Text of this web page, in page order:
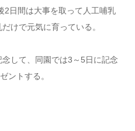
2日間は大事を取って人工哺乳
けで元気に育っている。
して、同園では3～5日に記念
ントする。